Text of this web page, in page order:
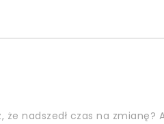
nadszedł czas na zmianę?